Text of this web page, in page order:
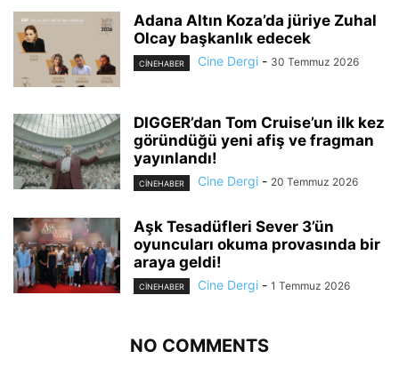
Adana Altın Koza’da jüriye Zuhal
Olcay başkanlık edecek
CINEHABER Cine Dergi - 30 Temmuz 2026
DIGGER’dan Tom Cruise’un ilk kez
göründüğü yeni afiş ve fragman
yayınlandı!
CINEHABER Cine Dergi - 20 Temmuz 2026
Aşk Tesadüfleri Sever 3’ün
oyuncuları okuma provasında bir
araya geldi!
CINEHABER Cine Dergi - 1 Temmuz 2026
NO COMMENTS